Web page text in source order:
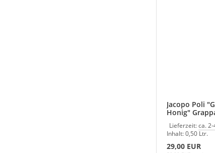
Jacopo Poli
Honig"
Lieferzeit:ca. 2-
Inhalt: 0,50 Ltr.
29,00 EUR